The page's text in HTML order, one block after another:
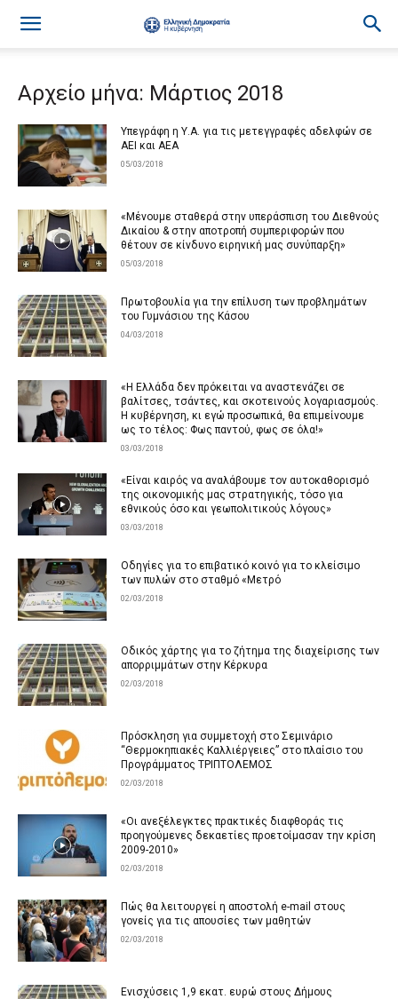
Αρχείο μήνα: Μάρτιος 2018
Υπεγράφη η Υ.Α. για τις μετεγγραφές αδελφών σε
ΑΕΙ και ΑΕΑ
05/03/2018
«Μένουμε σταθερά στην υπεράσπιση του Διεθνούς
Δικαίου & στην αποτροπή συμπεριφορών που
θέτουν σε κίνδυνο ειρηνική μας συνύπαρξη»
05/03/2018
Πρωτοβουλία για την επίλυση των προβλημάτων
του Γυμνάσιου της Κάσου
04/03/2018
«Η Ελλάδα δεν πρόκειται να αναστενάζει σε
βαλίτσες, τσάντες, και σκοτεινούς λογαριασμούς.
Η κυβέρνηση, κι εγώ προσωπικά, θα επιμείνουμε
ως το τέλος: Φως παντού, φως σε όλα!»
03/03/2018
«Είναι καιρός να αναλάβουμε τον αυτοκαθορισμό
της οικονομικής μας στρατηγικής, τόσο για
εθνικούς όσο και γεωπολιτικούς λόγους»
03/03/2018
Οδηγίες για το επιβατικό κοινό για το κλείσιμο
των πυλών στο σταθμό «Μετρό
02/03/2018
Οδικός χάρτης για το ζήτημα της διαχείρισης των
απορριμμάτων στην Κέρκυρα
02/03/2018
Πρόσκληση για συμμετοχή στο Σεμινάριο
“Θερμοκηπιακές Καλλιέργειες” στο πλαίσιο του
Προγράμματος ΤΡΙΠΤΟΛΕΜΟΣ
02/03/2018
«Οι ανεξέλεγκτες πρακτικές διαφθοράς τις
προηγούμενες δεκαετίες προετοίμασαν την κρίση
2009-2010»
02/03/2018
Πώς θα λειτουργεί η αποστολή e-mail στους
γονείς για τις απουσίες των μαθητών
02/03/2018
Ενισχύσεις 1,9 εκατ. ευρώ στους Δήμους